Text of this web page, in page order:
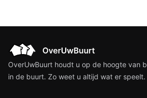
OverUwBuurt houdt u op de hoogte van
in de buurt. Zo weet u altijd wat er speelt.